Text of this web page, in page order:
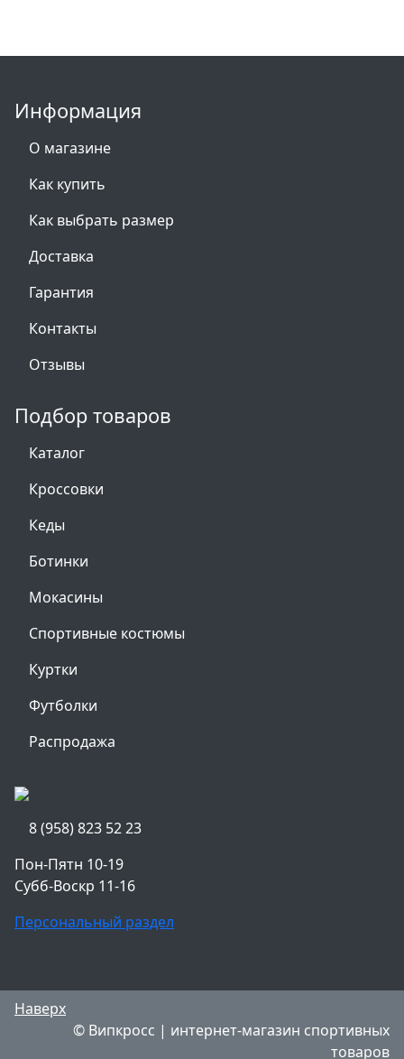
Информация
О магазине
Как купить
Как выбрать размер
Доставка
Гарантия
Контакты
Отзывы
Подбор товаров
Каталог
Кроссовки
Кеды
Ботинки
Мокасины
Спортивные костюмы
Куртки
Футболки
Распродажа
8 (958) 823 52 23
Пон-Пятн 10-19
Субб-Воскр 11-16
Персональный раздел
Наверх
© Випкросс | интернет-магазин спортивных
товаров